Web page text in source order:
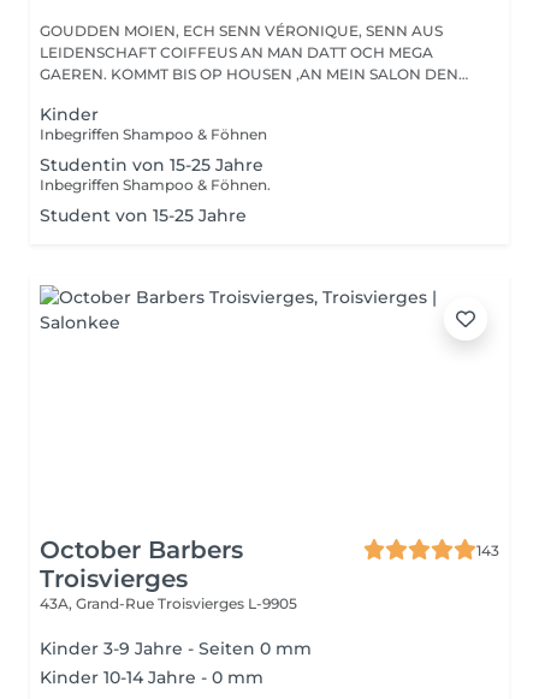
GOUDDEN MOIEN, ECH SENN VÉRONIQUE, SENN AUS
LEIDENSCHAFT COIFFEUS AN MAN DATT OCH MEGA
GAEREN. KOMMT BIS OP HOUSEN ,AN MEIN SALON DEN
Kinder
Inbegriffen Shampoo & Föhnen
Studentin von 15-25 Jahre
Inbegriffen Shampoo & Föhnen.
Student von 15-25 Jahre
October Barbers
Troisvierges
143
43A, Grand-Rue Troisvierges L-9905
Kinder 3-9 Jahre - Seiten 0 mm
Kinder 10-14 Jahre - 0 mm